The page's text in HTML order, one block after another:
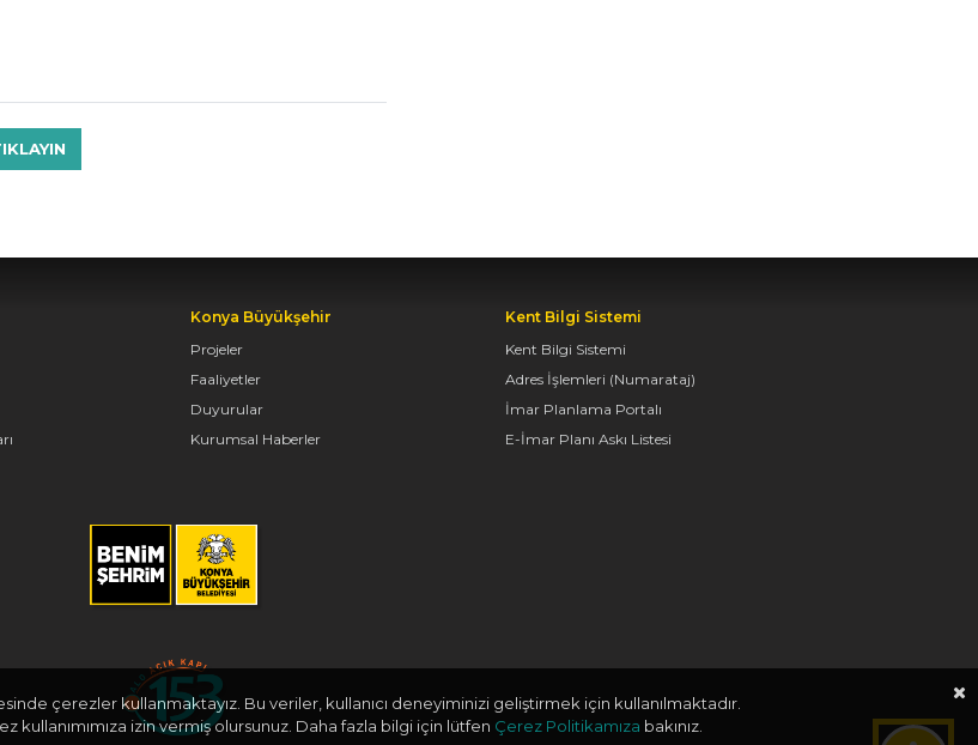
FESTİVALİ’NE DAVET
BAŞKAN ALTAY “VEFA
Konya Büyükşehir
Projeler
Faaliyetler
Duyurular
Kurumsal Haberler
Kent Bilgi Sistemi
Kent Bilgi Sistemi
Adres İşlemleri (Numarataj)
İmar Planlama Portalı
E-İmar Planı Askı Listesi
çerezler kullanmaktayız. Bu veriler, kullanıcı deneyiminizi geliştirmek için kullanılmaktadır.
izin vermiş olursunuz. Daha fazla bilgi için lütfen Çerez Politikamıza bakınız.